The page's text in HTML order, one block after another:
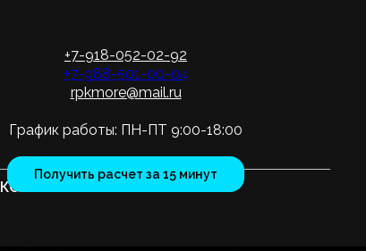
+7-918-052-02-92
+7-988-501-00-04
rpkmore@mail.ru
График работы: ПН-ПТ 9:00-18:00
Получить расчет за 15 минут
КОНТАКТЫ